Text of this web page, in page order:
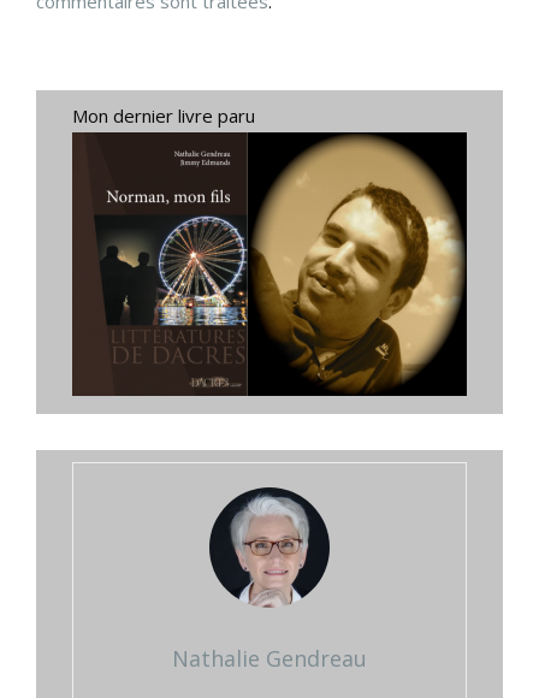
Mon dernier livre paru
Nathalie Gendreau